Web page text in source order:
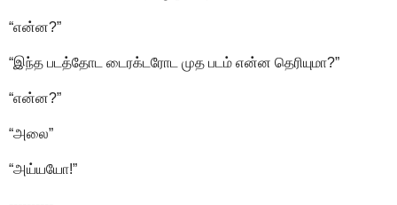
“என்ன?”
“இந்த படத்தோட டைரக்டரோட முத படம் என்ன தெரியுமா?”
“என்ன?”
“அலை”
“அய்யயோ!”